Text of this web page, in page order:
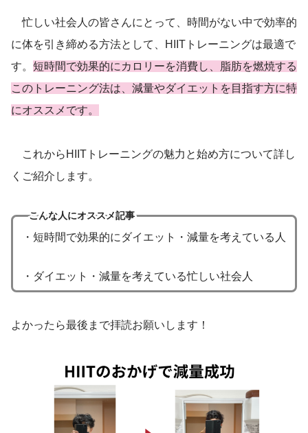
忙しい社会人の皆さんにとって、時間がない中で効率的
に体を引き締める方法として、HIITトレーニングは最適で
す。 短時間で効果的にカロリーを消費し、脂肪を燃焼する
このトレーニング法は、減量やダイエットを目指す方に特
にオススメです。
これからHIITトレーニングの魅力と始め方について詳し
くご紹介します。
こんな人にオススメ記事
・短時間で効果的にダイエット・減量を考えている人
・ダイエット・減量を考えている忙しい社会人
よかったら最後まで拝読お願いします！